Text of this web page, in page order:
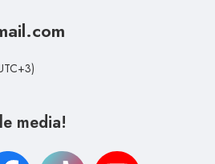
media!